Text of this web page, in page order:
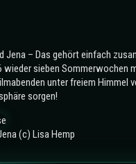
Jena – Das gehört einfach
wieder sieben Sommerwochen
unter freiem Himmel
sorgen!
(c) Lisa Hemp